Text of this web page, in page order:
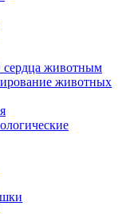
животным
животных